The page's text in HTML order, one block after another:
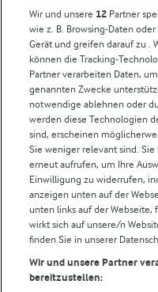
Arla in anderen Ländern
Weitere Arla Websites
Castello
Lurpak
Arla Pro
Für unsere Landwirt:innen
Folge uns!
Wir und unsere 12 Partner
wie z. B. Browsing-Daten
Gerät und greifen darauf zu .
können die Tracking-
Partner verarbeiten Daten,
genannten Zwecke
notwendige ablehnen oder
werden diese Technologien
sind, erscheinen
Sie weniger relevant sind.
erneut aufrufen, um Ihre
Einwilligung zu widerrufen,
anzeigen unten auf der
unten links auf der Webseite,
wirkt sich auf unsere/n
finden Sie in unserer
Wir und unsere Partner
bereitzustellen: